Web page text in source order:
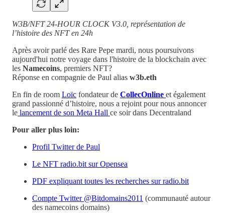
W3B/NFT 24-HOUR CLOCK V3.0, représentation de
l’histoire des NFT en 24h
Après avoir parlé des Rare Pepe mardi, nous poursuivons
aujourd'hui notre voyage dans l'histoire de la blockchain avec
les Namecoins, premiers NFT?
Réponse en compagnie de Paul alias w3b.eth
En fin de room Loïc fondateur de CollecOnline et également
grand passionné d’histoire, nous a rejoint pour nous annoncer
le lancement de son Meta Hall ce soir dans Decentraland
Pour aller plus loin:
Profil Twitter de Paul
Le NFT radio.bit sur Opensea
PDF expliquant toutes les recherches sur radio.bit
Compte Twitter @Bitdomains2011 (communauté autour
des namecoins domains)